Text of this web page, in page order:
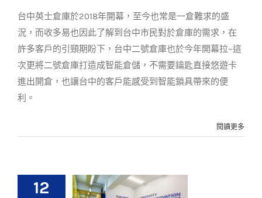
客戶實例 案例分享
台中英士倉庫於2018年開幕，至今也常是一倉難求的盛
況，而收多易也因此了解到台中市民對於倉庫的需求，在
許多客戶的引頸期盼下，台中二號倉庫也於今年開幕拉~這
次更將二號倉庫打造成智能倉儲，不需要鑰匙直接悠遊卡
進出開倉，也讓台中的客戶能感受到智能鎖具帶來的便
利。
閱讀更多
12